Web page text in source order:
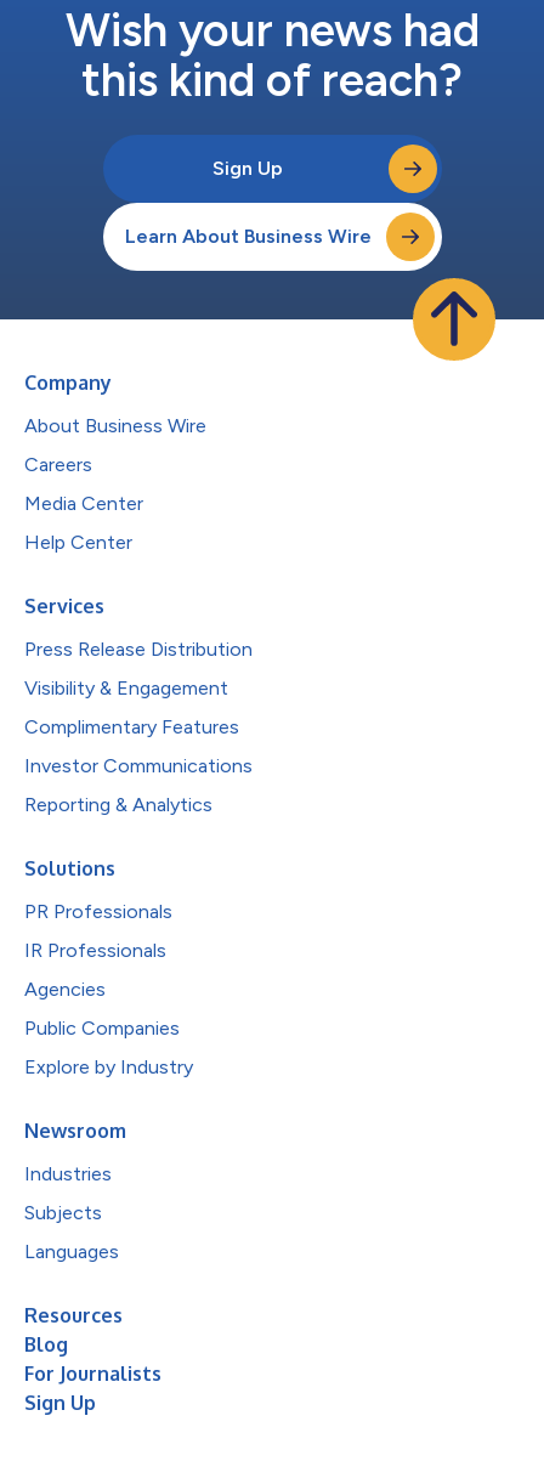
Wish your news had
this kind of reach?
Sign Up
Learn About Business Wire
Company
About Business Wire
Careers
Media Center
Help Center
Services
Press Release Distribution
Visibility & Engagement
Complimentary Features
Investor Communications
Reporting & Analytics
Solutions
PR Professionals
IR Professionals
Agencies
Public Companies
Explore by Industry
Newsroom
Industries
Subjects
Languages
Resources
Blog
For Journalists
Sign Up